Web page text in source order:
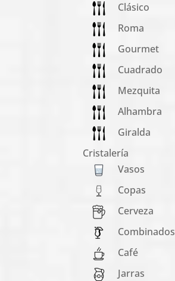
Clásico
Roma
Gourmet
Cuadrado
Mezquita
Alhambra
Giralda
Cristalería
Vasos
Copas
Cerveza
Combinados
Café
Jarras